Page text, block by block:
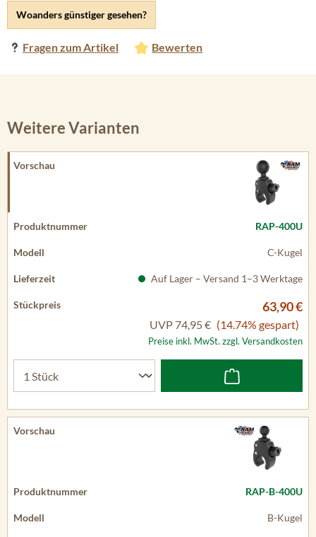
Woanders günstiger gesehen?
Fragen zum Artikel Bewerten
Weitere Varianten
RAP-400U
C-Kugel
Auf Lager – Versand 1–3 Werktage
63,90 €
UVP 74,95 € (14.74% gespart)
Preise inkl. MwSt. zzgl. Versandkosten
RAP-B-400U
B-Kugel